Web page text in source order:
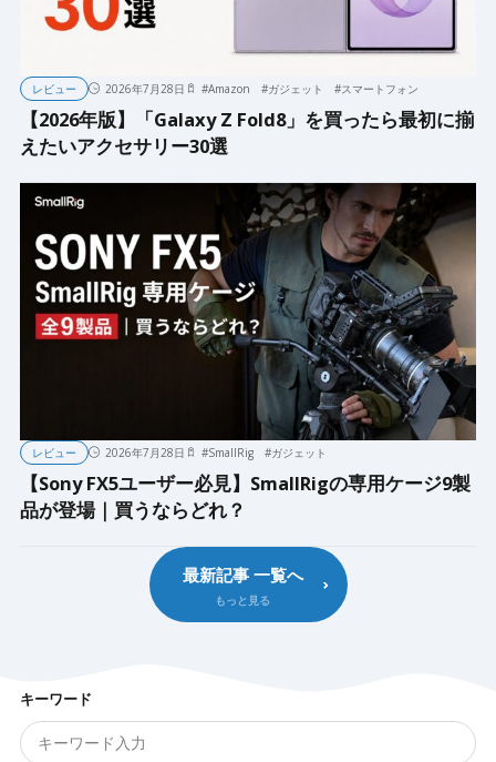
レビュー 2026年7月28日 #Amazon #ガジェット #スマートフォン
【2026年版】「Galaxy Z Fold8」を買ったら最初に揃
えたいアクセサリー30選
レビュー 2026年7月28日 #SmallRig #ガジェット
【Sony FX5ユーザー必見】SmallRigの専用ケージ9製
品が登場｜買うならどれ？
最新記事 一覧へ
キーワード